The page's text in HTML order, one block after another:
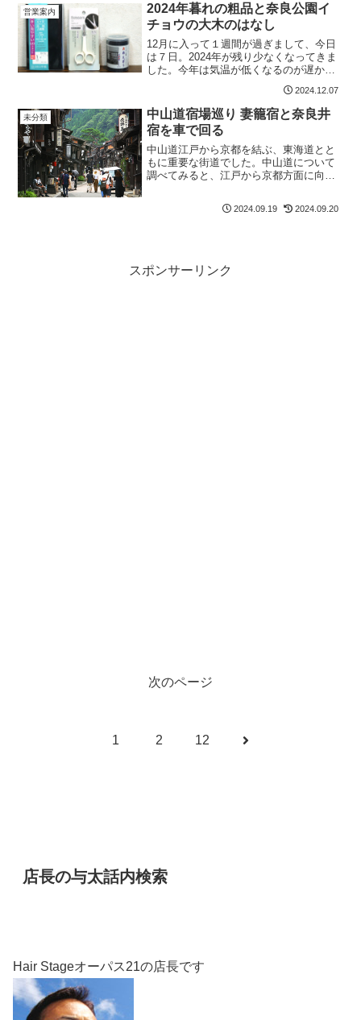
営業案内
2024年暮れの粗品と奈良公園イ
チョウの大木のはなし
12月に入って１週間が過ぎまして、今日
は７日。2024年が残り少なくなってきま
した。今年は気温が低くなるのが遅かっ
たせいでしょう、木々の紅葉が遅い。毎
月行っている朔日参りでは、例年だと真
っ赤にはならずとも赤い部分が見えてい
るはずのもみじがま...
2024.12.07
未分類
中山道宿場巡り 妻籠宿と奈良井
宿を車で回る
中山道江戸から京都を結ぶ、東海道とと
もに重要な街道でした。中山道について
調べてみると、江戸から京都方面に向か
は人気だったと説明しているものもあり
ます。現代人にとっては、東海道新幹線
2024.09.19 2024.09.20
スポンサーリンク
次のページ
1 2 12 次
店長の与太話内検索
Hair Stageオーパス21の店長です